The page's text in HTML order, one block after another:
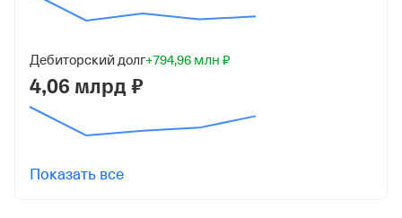
Регистрация ФНС
Дата регистрации
Дебиторский долг+794,96 млн ₽
4,06 млрд ₽
Показать все